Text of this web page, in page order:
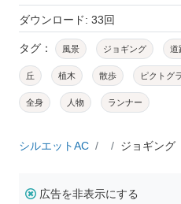
ダウンロード: 33回
タグ： 風景 ジョギング 道
丘 植木 散歩 ピクトグ
全身 人物 ランナー
シルエットAC ジョギング
広告を非表示にする